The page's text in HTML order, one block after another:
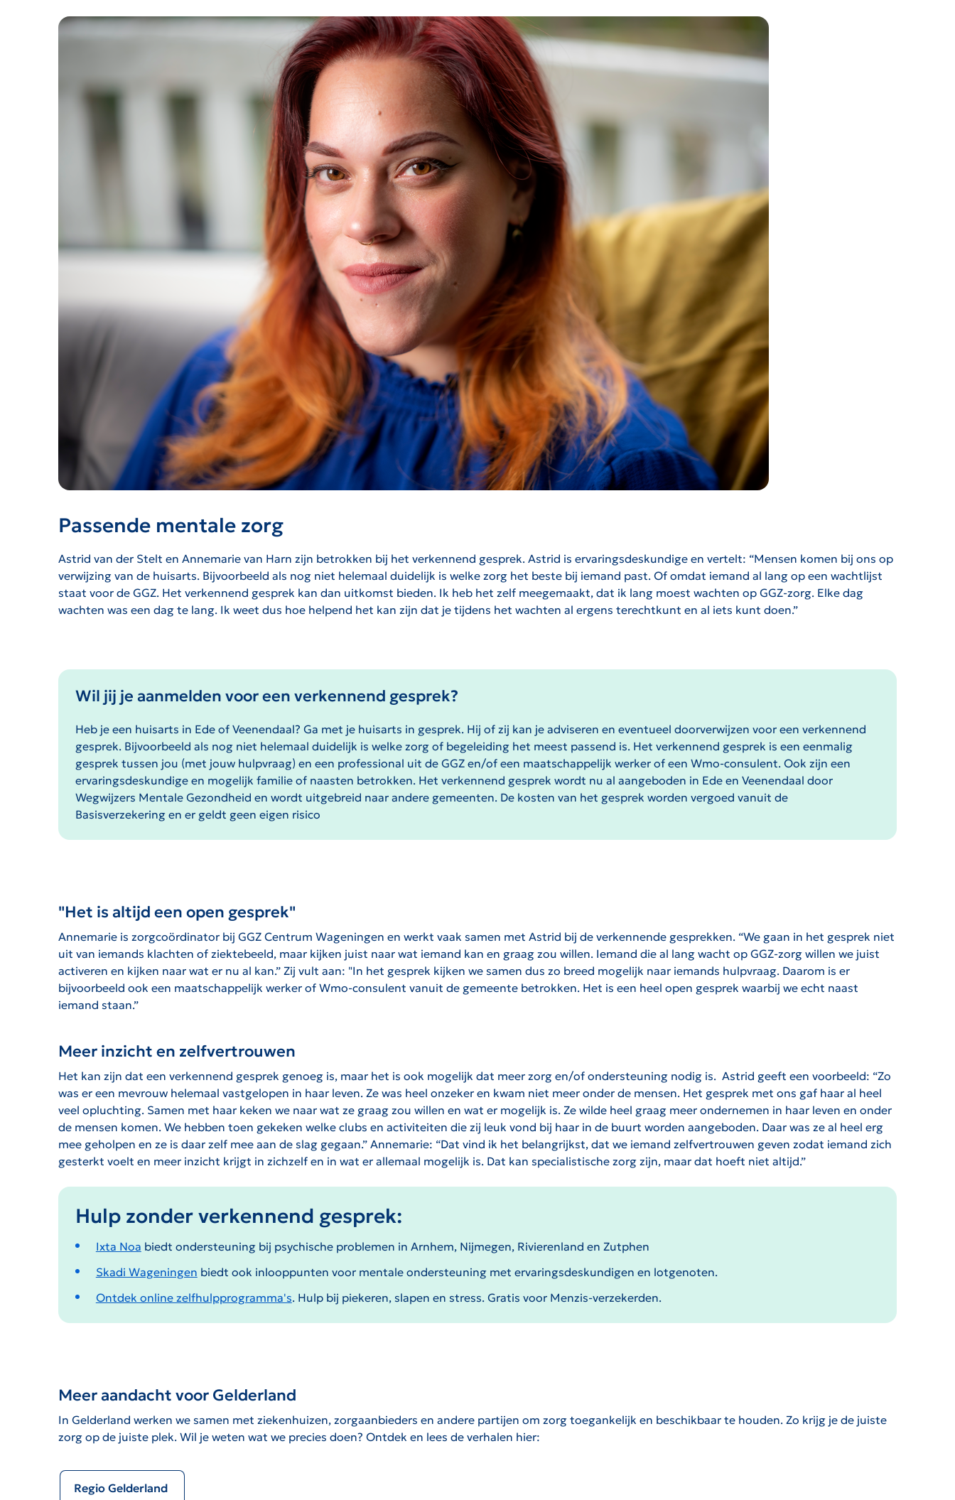
Passende mentale zorg
Astrid van der Stelt en Annemarie van Harn zijn betrokken bij het verkennend gesprek. Astrid is ervaringsdeskundige en vertelt: “Mensen komen bij ons op
verwijzing van de huisarts. Bijvoorbeeld als nog niet helemaal duidelijk is welke zorg het beste bij iemand past. Of omdat iemand al lang op een wachtlijst
staat voor de GGZ. Het verkennend gesprek kan dan uitkomst bieden. Ik heb het zelf meegemaakt, dat ik lang moest wachten op GGZ-zorg. Elke dag
wachten was een dag te lang. Ik weet dus hoe helpend het kan zijn dat je tijdens het wachten al ergens terechtkunt en al iets kunt doen.”
Wil jij je aanmelden voor een verkennend gesprek?
Heb je een huisarts in Ede of Veenendaal? Ga met je huisarts in gesprek. Hij of zij kan je adviseren en eventueel doorverwijzen voor een verkennend
gesprek. Bijvoorbeeld als nog niet helemaal duidelijk is welke zorg of begeleiding het meest passend is. Het verkennend gesprek is een eenmalig
gesprek tussen jou (met jouw hulpvraag) en een professional uit de GGZ en/of een maatschappelijk werker of een Wmo-consulent. Ook zijn een
ervaringsdeskundige en mogelijk familie of naasten betrokken. Het verkennend gesprek wordt nu al aangeboden in Ede en Veenendaal door
Wegwijzers Mentale Gezondheid en wordt uitgebreid naar andere gemeenten. De kosten van het gesprek worden vergoed vanuit de
Basisverzekering en er geldt geen eigen risico
"Het is altijd een open gesprek"
Annemarie is zorgcoördinator bij GGZ Centrum Wageningen en werkt vaak samen met Astrid bij de verkennende gesprekken. “We gaan in het gesprek niet
uit van iemands klachten of ziektebeeld, maar kijken juist naar wat iemand kan en graag zou willen. Iemand die al lang wacht op GGZ-zorg willen we juist
activeren en kijken naar wat er nu al kan.” Zij vult aan: "In het gesprek kijken we samen dus zo breed mogelijk naar iemands hulpvraag. Daarom is er
bijvoorbeeld ook een maatschappelijk werker of Wmo-consulent vanuit de gemeente betrokken. Het is een heel open gesprek waarbij we echt naast
iemand staan.”
Meer inzicht en zelfvertrouwen
Het kan zijn dat een verkennend gesprek genoeg is, maar het is ook mogelijk dat meer zorg en/of ondersteuning nodig is. Astrid geeft een voorbeeld: “Zo
was er een mevrouw helemaal vastgelopen in haar leven. Ze was heel onzeker en kwam niet meer onder de mensen. Het gesprek met ons gaf haar al heel
veel opluchting. Samen met haar keken we naar wat ze graag zou willen en wat er mogelijk is. Ze wilde heel graag meer ondernemen in haar leven en onder
de mensen komen. We hebben toen gekeken welke clubs en activiteiten die zij leuk vond bij haar in de buurt worden aangeboden. Daar was ze al heel erg
mee geholpen en ze is daar zelf mee aan de slag gegaan.” Annemarie: “Dat vind ik het belangrijkst, dat we iemand zelfvertrouwen geven zodat iemand zich
gesterkt voelt en meer inzicht krijgt in zichzelf en in wat er allemaal mogelijk is. Dat kan specialistische zorg zijn, maar dat hoeft niet altijd.”
Hulp zonder verkennend gesprek:
Ixta Noa biedt ondersteuning bij psychische problemen in Arnhem, Nijmegen, Rivierenland en Zutphen
Skadi Wageningen biedt ook inlooppunten voor mentale ondersteuning met ervaringsdeskundigen en lotgenoten.
Ontdek online zelfhulpprogramma's. Hulp bij piekeren, slapen en stress. Gratis voor Menzis-verzekerden.
Meer aandacht voor Gelderland
In Gelderland werken we samen met ziekenhuizen, zorgaanbieders en andere partijen om zorg toegankelijk en beschikbaar te houden. Zo krijg je de juiste
zorg op de juiste plek. Wil je weten wat we precies doen? Ontdek en lees de verhalen hier:
Regio Gelderland